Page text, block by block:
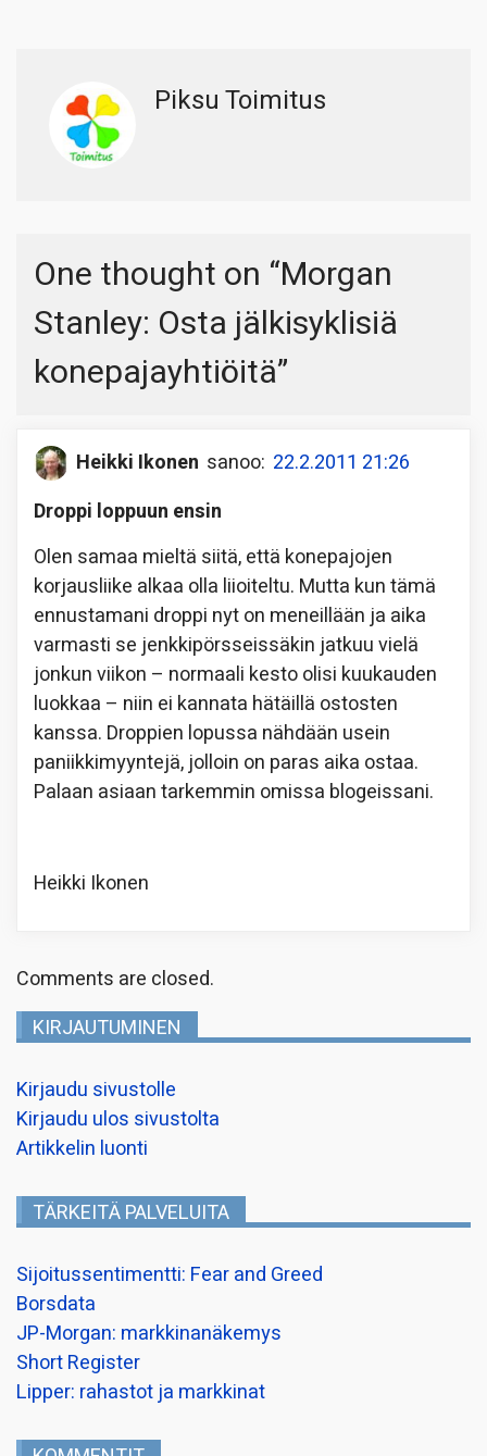
Piksu Toimitus
One thought on “Morgan
Stanley: Osta jälkisyklisiä
konepajayhtiöitä”
Heikki Ikonen sanoo: 22.2.2011 21:26
Droppi loppuun ensin
Olen samaa mieltä siitä, että konepajojen
korjausliike alkaa olla liioiteltu. Mutta kun tämä
ennustamani droppi nyt on meneillään ja aika
varmasti se jenkkipörsseissäkin jatkuu vielä
jonkun viikon – normaali kesto olisi kuukauden
luokkaa – niin ei kannata hätäillä ostosten
kanssa. Droppien lopussa nähdään usein
paniikkimyyntejä, jolloin on paras aika ostaa.
Palaan asiaan tarkemmin omissa blogeissani.
Heikki Ikonen
Comments are closed.
KIRJAUTUMINEN
Kirjaudu sivustolle
Kirjaudu ulos sivustolta
Artikkelin luonti
TÄRKEITÄ PALVELUITA
Sijoitussentimentti: Fear and Greed
Borsdata
JP-Morgan: markkinanäkemys
Short Register
Lipper: rahastot ja markkinat